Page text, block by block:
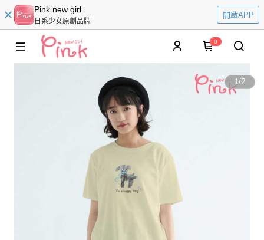
Pink new girl
日系少女原創品牌
開啟APP
0
1/2